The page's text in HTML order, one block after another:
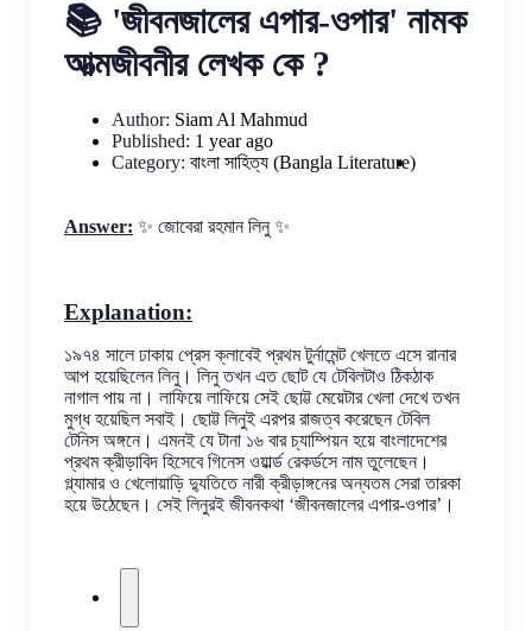
📚 'জীবনজালের এপার-ওপার' নামক
আত্মজীবনীর লেখক কে ?
Author: Siam Al Mahmud
Published: 1 year ago
Category: বাংলা সাহিত্য (Bangla Literature)
Answer: ✨ জোবেরা রহমান লিনু ✨
Explanation:
১৯৭৪ সালে ঢাকায় প্রেস ক্লাবেই প্রথম টুর্নামেন্ট খেলতে এসে রানার
আপ হয়েছিলেন লিনু। লিনু তখন এত ছোট যে টেবিলটাও ঠিকঠাক
নাগাল পায় না। লাফিয়ে লাফিয়ে সেই ছোট্ট মেয়েটার খেলা দেখে তখন
মুগ্ধ হয়েছিল সবাই। ছোট্ট লিনুই এরপর রাজত্ব করেছেন টেবিল
টেনিস অঙ্গনে। এমনই যে টানা ১৬ বার চ্যাম্পিয়ন হয়ে বাংলাদেশের
প্রথম ক্রীড়াবিদ হিসেবে গিনেস ওয়ার্ল্ড রেকর্ডসে নাম তুলেছেন।
গ্ল্যামার ও খেলোয়াড়ি দ্যুতিতে নারী ক্রীড়াঙ্গনের অন্যতম সেরা তারকা
হয়ে উঠেছেন। সেই লিনুরই জীবনকথা ‘জীবনজালের এপার-ওপার’।